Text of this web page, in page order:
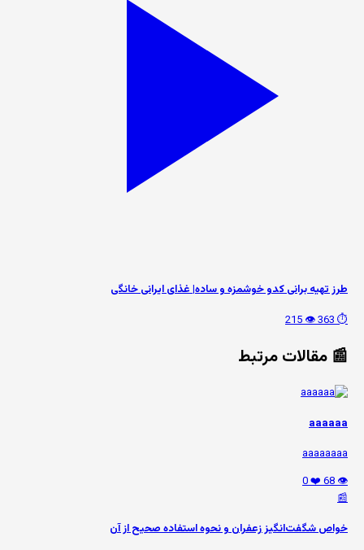
طرز تهیه برانی کدو خوشمزه و ساده| غذای ایرانی خانگی
⏱️ 363
👁️ 215
📰 مقالات مرتبط
aaaaaa
aaaaaaaa
👁️ 68
❤️ 0
📰
خواص شگفت‌انگیز زعفران و نحوه استفاده صحیح از آن